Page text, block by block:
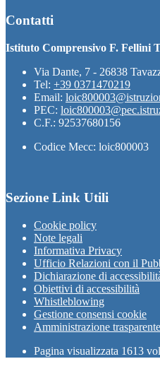
Contatti
Istituto Comprensivo F. Fellini
Via Dante, 7 - 26838
Tel: +39 0371470219
Email:
PEC:
C.F.: 92537680156
Codice Mecc: loic800003
Sezione Link Utili
Cookie policy
Note legali
Informativa Privacy
Ufficio Relazioni con il
Dichiarazione di
Obiettivi di accessibilità
Whistleblowing
Gestione consensi cookie
Amministrazione trasparente
Pagina visualizzata 1613